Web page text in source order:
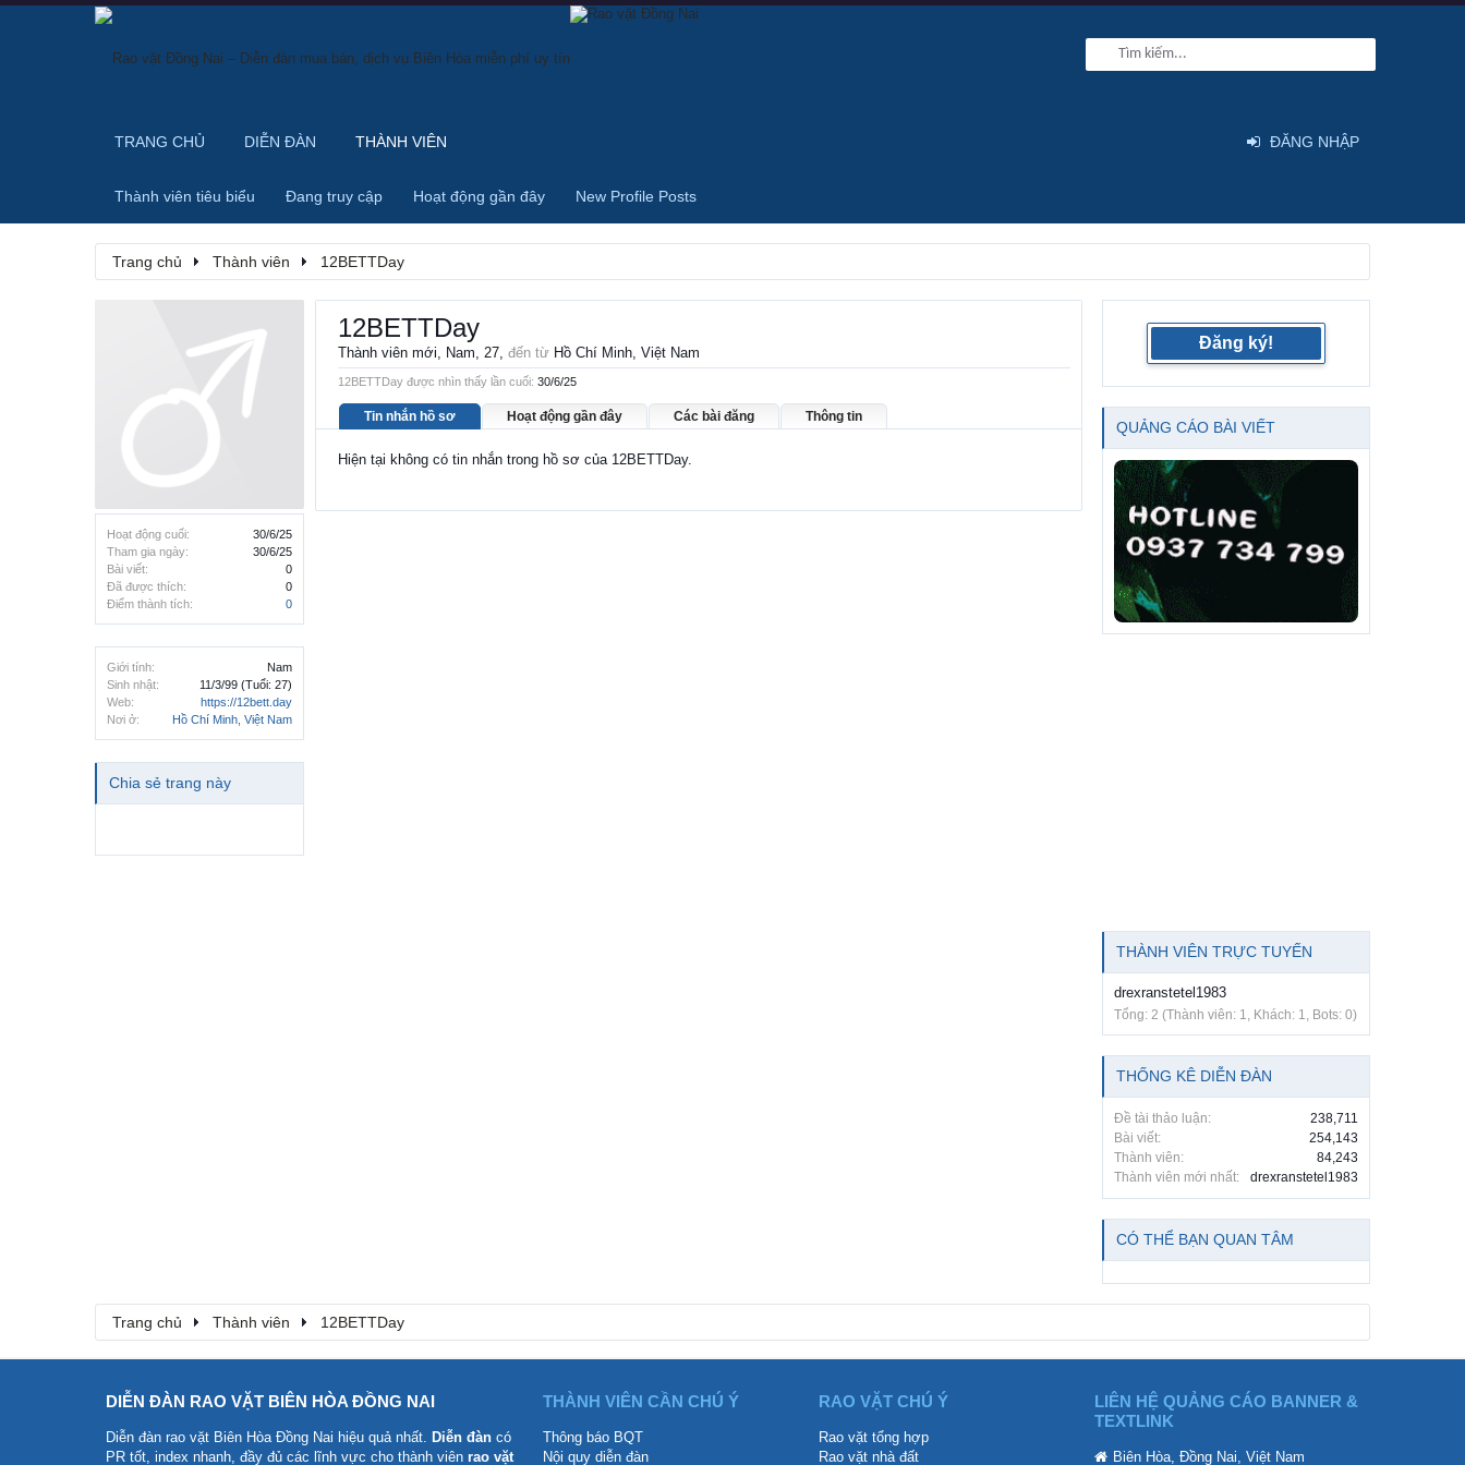
Trang chủ Thành viên 12BETTDay
Hoạt động cuối:
30/6/25
Tham gia ngày:
30/6/25
Bài viết:
0
Đã được thích:
0
Điểm thành tích:
0
Giới tính:
Nam
Sinh nhật:
11/3/99 (Tuổi: 27)
Web:
https://12bett.day
Nơi ở:
Hồ Chí Minh, Việt Nam
Chia sẻ trang này
12BETTDay
Thành viên mới, Nam, 27, đến từ Hồ Chí Minh, Việt Nam
12BETTDay được nhìn thấy lần cuối: 30/6/25
Tin nhắn hồ sơ Hoạt động gần đây Các bài đăng Thông tin
Hiện tại không có tin nhắn trong hồ sơ của 12BETTDay.
Đăng ký!
QUẢNG CÁO BÀI VIẾT
THÀNH VIÊN TRỰC TUYẾN
drexranstetel1983
Tổng: 2 (Thành viên: 1, Khách: 1, Bots: 0)
THỐNG KÊ DIỄN ĐÀN
Đề tài thảo luận:
238,711
Bài viết:
254,143
Thành viên:
84,243
Thành viên mới nhất:
drexranstetel1983
CÓ THỂ BẠN QUAN TÂM
Trang chủ Thành viên 12BETTDay
TRANG CHỦ DIỄN ĐÀN THÀNH VIÊN
Thành viên tiêu biểu Đang truy cập Hoạt động gần đây New Profile Posts
ĐĂNG NHẬP
DIỄN ĐÀN RAO VẶT BIÊN HÒA ĐỒNG NAI
Diễn đàn rao vặt Biên Hòa Đồng Nai hiệu quả nhất. Diễn đàn có
PR tốt, index nhanh, đầy đủ các lĩnh vực cho thành viên rao vặt
THÀNH VIÊN CẦN CHÚ Ý
Thông báo BQT
Nội quy diễn đàn
RAO VẶT CHÚ Ý
Rao vặt tổng hợp
Rao vặt nhà đất
LIÊN HỆ QUẢNG CÁO BANNER &
TEXTLINK
Biên Hòa, Đồng Nai, Việt Nam